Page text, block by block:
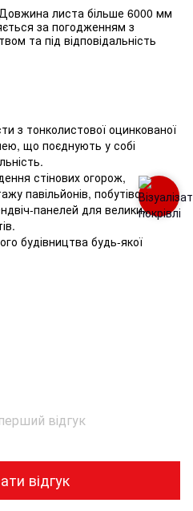
листа більше 6000 мм
за погодженням з
та під відповідальність
з тонколистової оцинкованої
що поєднують у собі
стінових огорож,
павільйонів, побутівок,
панелей для великих
будівництва будь-якої
відгук
відгук